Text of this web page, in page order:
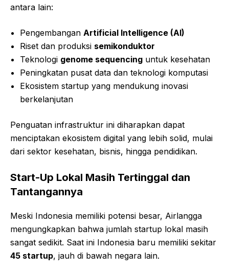
antara lain:
Pengembangan Artificial Intelligence (AI)
Riset dan produksi semikonduktor
Teknologi genome sequencing untuk kesehatan
Peningkatan pusat data dan teknologi komputasi
Ekosistem startup yang mendukung inovasi
berkelanjutan
Penguatan infrastruktur ini diharapkan dapat
menciptakan ekosistem digital yang lebih solid, mulai
dari sektor kesehatan, bisnis, hingga pendidikan.
Start-Up Lokal Masih Tertinggal dan
Tantangannya
Meski Indonesia memiliki potensi besar, Airlangga
mengungkapkan bahwa jumlah startup lokal masih
sangat sedikit. Saat ini Indonesia baru memiliki sekitar
45 startup, jauh di bawah negara lain.